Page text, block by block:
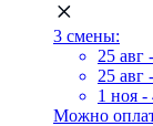
3 смены:
25 авг
25 авг
1 ноя -
Можно